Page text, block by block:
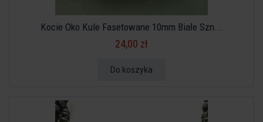
Kocie Oko Kule Fasetowane 10mm Białe Szn...
24,00 zł
Do koszyka